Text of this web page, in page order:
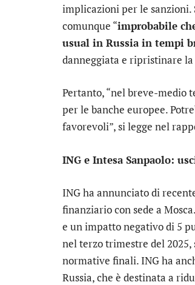
implicazioni per le sanzioni.
comunque “improbabile
usual in Russia in tempi
danneggiata e ripristinare la
Pertanto, “nel breve-medio
per le banche europee.
favorevoli”, si legge nel
ING e Intesa Sanpaolo:
INGha annunciato di
finanziario con sede a
e un impatto negativo di 5
nel terzo trimestre del
normative finali. ING ha
Russia, che è destinata a